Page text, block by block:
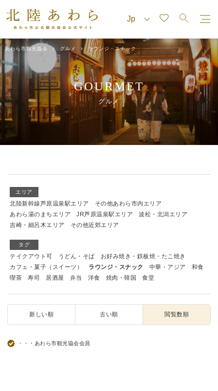
あわら市観光協会 グルメ ラウンジ・スナック
GOURMET
グルメ
エリア
北陸新幹線芦原温泉駅エリア
その他あわら市内エリア
あわら湯のまちエリア
JR芦原温泉駅エリア
波松・北潟エリア
吉崎・細呂木エリア
その他近郊エリア
タグ
テイクアウト可 うどん・そば
お好み焼き・鉄板焼・たこ焼き
カフェ・菓子（スイーツ）
ラウンジ・スナック 中華・アジア
和食
喫茶
寿司 居酒屋 弁当 洋食 焼肉・韓国 食堂
新しい順 古い順 閲覧数順
・・・あわら市観光協会会員